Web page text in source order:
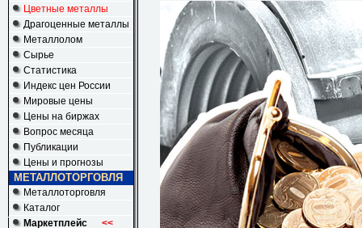
Цветные металлы
Драгоценные металлы
Металлолом
Сырье
Статистика
Индекс цен России
Мировые цены
Цены на биржах
Вопрос месяца
Публикации
Цены и прогнозы
МЕТАЛЛОТОРГОВЛЯ
Металлоторговля
Каталог
Маркетплейс
<<